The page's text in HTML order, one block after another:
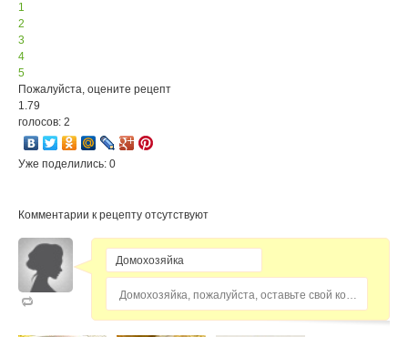
1
2
3
4
5
Пожалуйста, оцените рецепт
1.79
голосов: 2
Уже поделились: 0
Комментарии к рецепту отсутствуют
Домохозяйка, пожалуйста, оставьте свой комментарий...